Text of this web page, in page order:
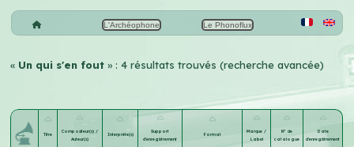
L'Archéophone Le Phonoflux
« Un qui s'en fout» : 4 résultats trouvés (recherche avancée)
Titre
Compositeur(s) /
Auteur(s)
Interprète(s)
Support
d'enregistrement
Format
Marque /
Label
N° de
catalogue
Date
d'enregistrement